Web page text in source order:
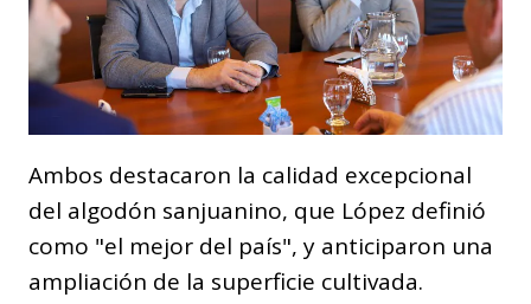
Ambos destacaron la calidad excepcional
del algodón sanjuanino, que López definió
como "el mejor del país", y anticiparon una
ampliación de la superficie cultivada.